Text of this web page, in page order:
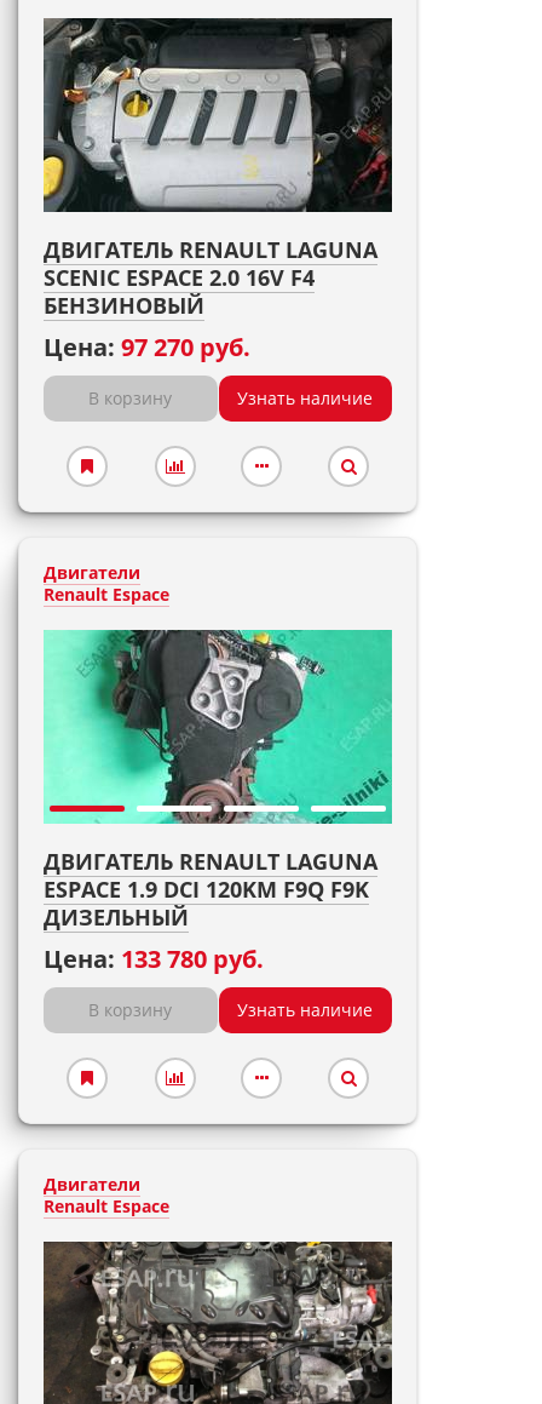
ДВИГАТЕЛЬ RENAULT LAGUNA
SCENIC ESPACE 2.0 16V F4
БЕНЗИНОВЫЙ
Цена: 97 270 руб.
В корзину Узнать наличие
Двигатели
Renault Espace
ДВИГАТЕЛЬ RENAULT LAGUNA
ESPACE 1.9 DCI 120KM F9Q F9K
ДИЗЕЛЬНЫЙ
Цена: 133 780 руб.
В корзину Узнать наличие
Двигатели
Renault Espace